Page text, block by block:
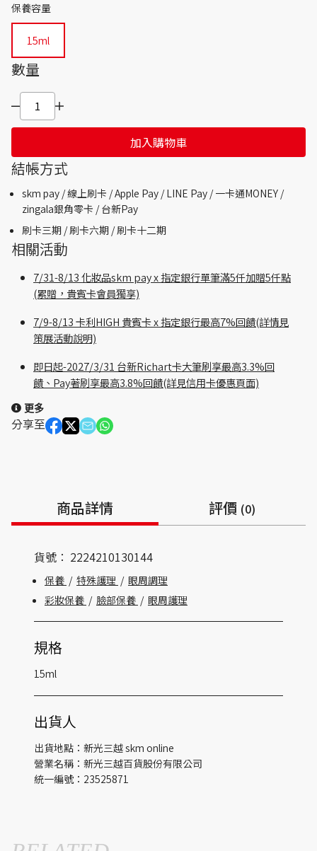
保養容量
15ml
數量
加入購物車
結帳方式
skm pay /線上刷卡 / Apple Pay /LINE Pay / 一卡通MONEY /
zingala銀角零卡 /台新Pay
刷卡三期 /刷卡六期 /刷卡十二期
相關活動
7/31-8/13 化妝品skm pay x 指定銀行單筆滿5仟加贈5仟點
(累贈，貴賓卡會員獨享)
7/9-8/13 卡利HIGH 貴賓卡 x 指定銀行最高7%回饋(詳情見
策展活動說明)
即日起-2027/3/31 台新Richart卡大筆刷享最高3.3%回
饋、Pay著刷享最高3.8%回饋(詳見信用卡優惠頁面)
更多
分享至
商品詳情 評價 (0)
貨號： 2224210130144
保養 / 特殊護理 / 眼周調理
彩妝保養 / 臉部保養 / 眼周護理
規格
15ml
出貨人
出貨地點：新光三越 skm online
營業名稱：新光三越百貨股份有限公司
統一編號：23525871